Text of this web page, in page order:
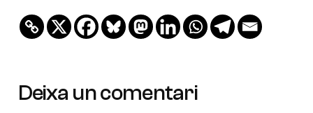
Deixa un comentari